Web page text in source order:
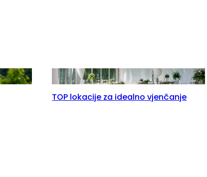
TOP lokacije za idealno vjenčanje